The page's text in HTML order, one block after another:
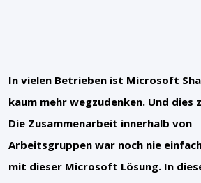
In vielen Betrieben ist Microsoft
kaum mehr wegzudenken. Und dies
Die Zusammenarbeit innerhalb von
Arbeitsgruppen war noch nie
mit dieser Microsoft Lösung. In